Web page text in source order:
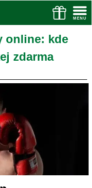
online: kde
zdarma